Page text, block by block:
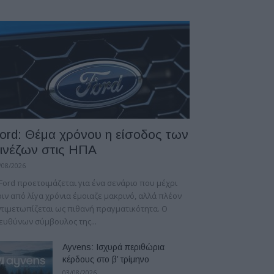
Θέμα χρόνου η είσοδος των
στις ΗΠΑ
2026
προετοιμάζεται για ένα σενάριο που μέχρι
από λίγα χρόνια έμοιαζε μακρινό, αλλά πλέον
ως πιθανή πραγματικότητα. Ο
σύμβουλος της...
Ayvens: Iσχυρά περιθώρια
κέρδους στο β’ τρίμηνο